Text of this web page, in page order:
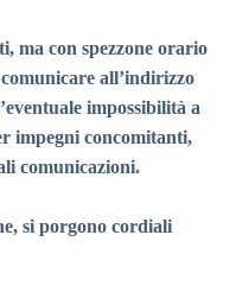
ma con spezzone orario
all’indirizzo
impossibilità a
impegni concomitanti,
comunicazioni.
si porgono cordiali